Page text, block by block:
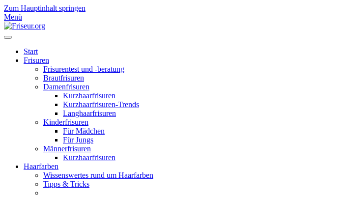
Zum Hauptinhalt springen
Menü
Start
Frisuren
Frisurentest und -beratung
Brautfrisuren
Damenfrisuren
Kurzhaarfrisuren
Kurzhaarfrisuren-Trends
Langhaarfrisuren
Kinderfrisuren
Für Mädchen
Für Jungs
Männerfrisuren
Kurzhaarfrisuren
Haarfarben
Wissenswertes rund um Haarfarben
Tipps & Tricks